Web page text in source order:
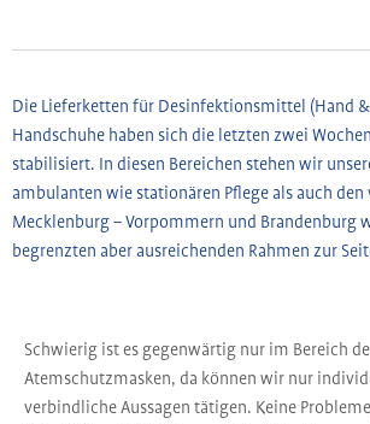
Die Lieferketten für Desinfektionsmittel (Hand &
Handschuhe haben sich die letzten zwei
stabilisiert. In diesen Bereichen stehen wir
ambulanten wie stationären Pflege als auch den
Mecklenburg – Vorpommern und Brandenburg
begrenzten aber ausreichenden Rahmen zur
Schwierig ist es gegenwärtig nur im Bereich
Atemschutzmasken, da können wir nur
verbindliche Aussagen tätigen. Keine